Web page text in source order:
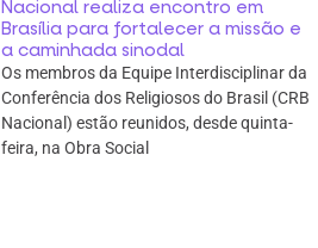
Nacional realiza encontro em
Brasília para fortalecer a missão e
a caminhada sinodal
Os membros da Equipe Interdisciplinar da
Conferência dos Religiosos do Brasil (CRB
Nacional) estão reunidos, desde quinta-
feira, na Obra Social